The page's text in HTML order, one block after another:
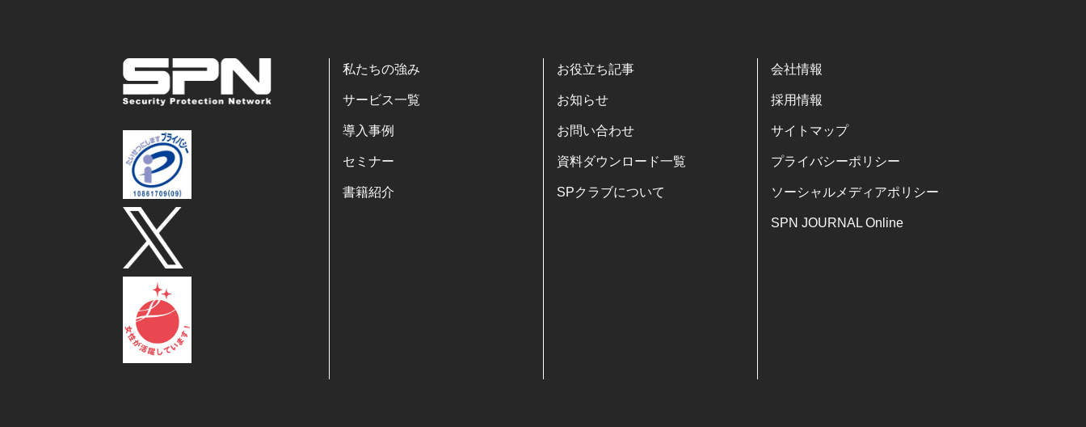
私たちの強み
サービス一覧
導入事例
セミナー
書籍紹介
お役立ち記事
お知らせ
お問い合わせ
資料ダウンロード一覧
SPクラブについて
会社情報
採用情報
サイトマップ
プライバシーポリシー
ソーシャルメディアポリシー
SPN JOURNAL Online